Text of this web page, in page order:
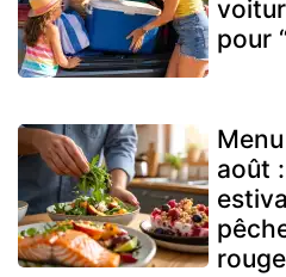
pour
août